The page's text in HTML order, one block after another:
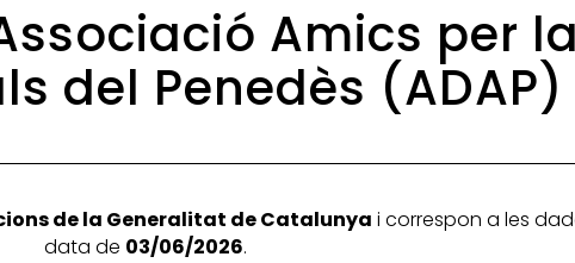
Amics per
del Penedès (ADAP)
de la Generalitat de Catalunya i correspon a les
data de 03/06/2026.